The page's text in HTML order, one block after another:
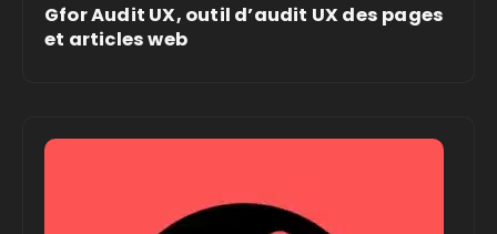
Gfor Audit UX, outil d’audit UX des pages
et articles web